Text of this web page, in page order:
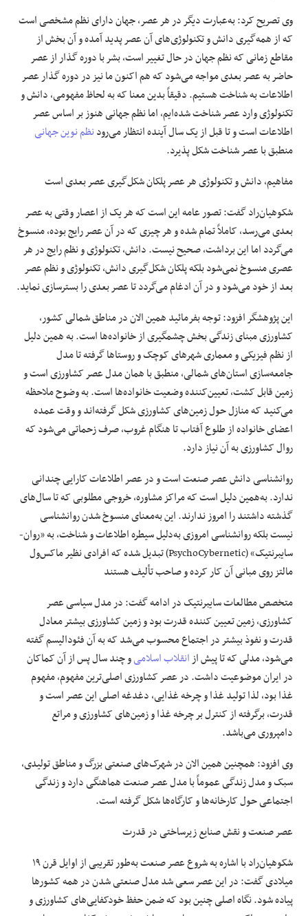
وی تصریح کرد: به‌عبارت دیگر در هر عصر، جهان دارای نظم مشخصی است
که از همه‌گیری دانش و تکنولوژی‌های آن عصر پدید آمده و آن بخش از
مقاطع زمانی که نظم جهان در حال تغییر است، بشر با دوره گذار از عصر
حاضر به عصر بعدی مواجه می‌شود که هم اکنون ما نیز در دوره گذار عصر
اطلاعات به شناخت هستیم. دقیقاً بدین معنا که به لحاظ مفهومی، دانش و
تکنولوژی وارد عصر شناخت شده‌ایم، اما نظم جهانی هنوز بر اساس عصر
اطلاعات است و تا قبل از یک سال آینده انتظار می‌رودنظم نوین جهانی
منطبق با عصر شناخت شکل پذیرد.
مفاهیم، دانش و تکنولوژی هر عصر پلکان شکل‌گیری عصر بعدی است
شکوهیان‌راد گفت: تصور عامه این است که هر یک از اعصار وقتی به عصر
بعدی می‌رسد، کاملاً تمام شده و هر چیزی که در آن عصر رایج بوده، منسوخ
می‌گردد اما این برداشت، صحیح نیست. دانش، تکنولوژی و نظم رایج در هر
عصری منسوخ نمی‌شود بلکه پلکان شکل‌گیری دانش، تکنولوژی و نظم عصر
بعد از خود می‌شود و در آن ادغام می‌گردد تا عصر بعدی را بسترسازی نماید.
این پژوهشگر افزود: توجه بفرمائید همین الان در مناطق شمالی کشور،
کشاورزی مبنای زندگی بخش چشمگیری از خانواده‌ها است. به همین دلیل
از نظم فیزیکی و معماری شهرهای کوچک و روستاها گرفته تا مدل
جامعه‌سازی استان‌های شمالی، منطبق با همان مدل عصر کشاورزی است و
زمین قابل کشت، تعیین‌کننده وضعیت خانواده‌ها است. به وضوح ملاحظه
می‌کنید که منازل حول زمین‌های کشاورزی شکل گرفته‌اند و وقت عمده
اعضای خانواده از طلوع آفتاب تا هنگام غروب، صرف زحماتی می‌شود که
روال کشاورزی به آن نیاز دارد.
روانشناسی دانش عصر صنعت است و در عصر اطلاعات کارایی چندانی
ندارد. به‌همین دلیل است که مراکز مشاوره، خروجی مطلوبی که تا سال‌های
گذشته داشتند را امروز ندارند. این به‌معنای منسوخ شدن روانشناسی
نیست بلکه روانشناسی امروزی به‌دلیل سیطره اطلاعات و شناخت، به «روان-
سایبرنتیک» (PsychoCybernetic) تبدیل شده که افرادی نظیر ماکس‌ول
مالتز روی مبانی آن کار کرده و صاحب تألیف هستند
متخصص مطالعات سایبرنتیک در ادامه گفت: در مدل سیاسی عصر
کشاورزی، زمین تعیین کننده قدرت بود و زمین کشاورزی بیشتر معادل
قدرت و نفوذ بیشتر در اجتماع محسوب می‌شد که به آن فئودالیسم گفته
می‌شود، مدلی که تا پیش ازانقلاب اسلامیو چند سال پس از آن کماکان
در ایران موضوعیت داشت. در عصر کشاورزی اصلی‌ترین مفهوم، مفهوم
غذا بود، لذا تولید غذا و چرخه غذایی، دغدغه اصلی این عصر است و
قدرت، برگرفته از کنترل بر چرخه غذا و زمین‌های کشاورزی و مراتع
دامپروری می‌باشد.
وی افزود: همچنین همین الان در شهرک‌های صنعتی بزرگ و مناطق تولیدی،
سبک و مدل زندگی عموماً با مدل عصر صنعت هماهنگی دارد و زندگی
اجتماعی حول کارخانه‌ها و کارگاه‌ها شکل گرفته است.
عصر صنعت و نقش صنایع زیرساختی در قدرت
شکوهیان‌راد با اشاره به شروع عصر صنعت به‌طور تقریبی از اوایل قرن ۱۹
میلادی گفت: در این عصر سعی شد مدل صنعتی شدن در همه کشورها
پیاده شود. نگاه اصلی چنین بود که ضمن حفظ خودکفایی‌های کشاورزی و